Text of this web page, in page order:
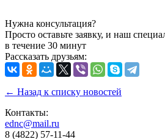
Нужна консультация?
Просто оставьте заявку, и наш
в течение 30 минут
Рассказать друзьям:
← Назад к списку новостей
Контакты:
ednc@mail.ru
8 (4822) 57-11-44